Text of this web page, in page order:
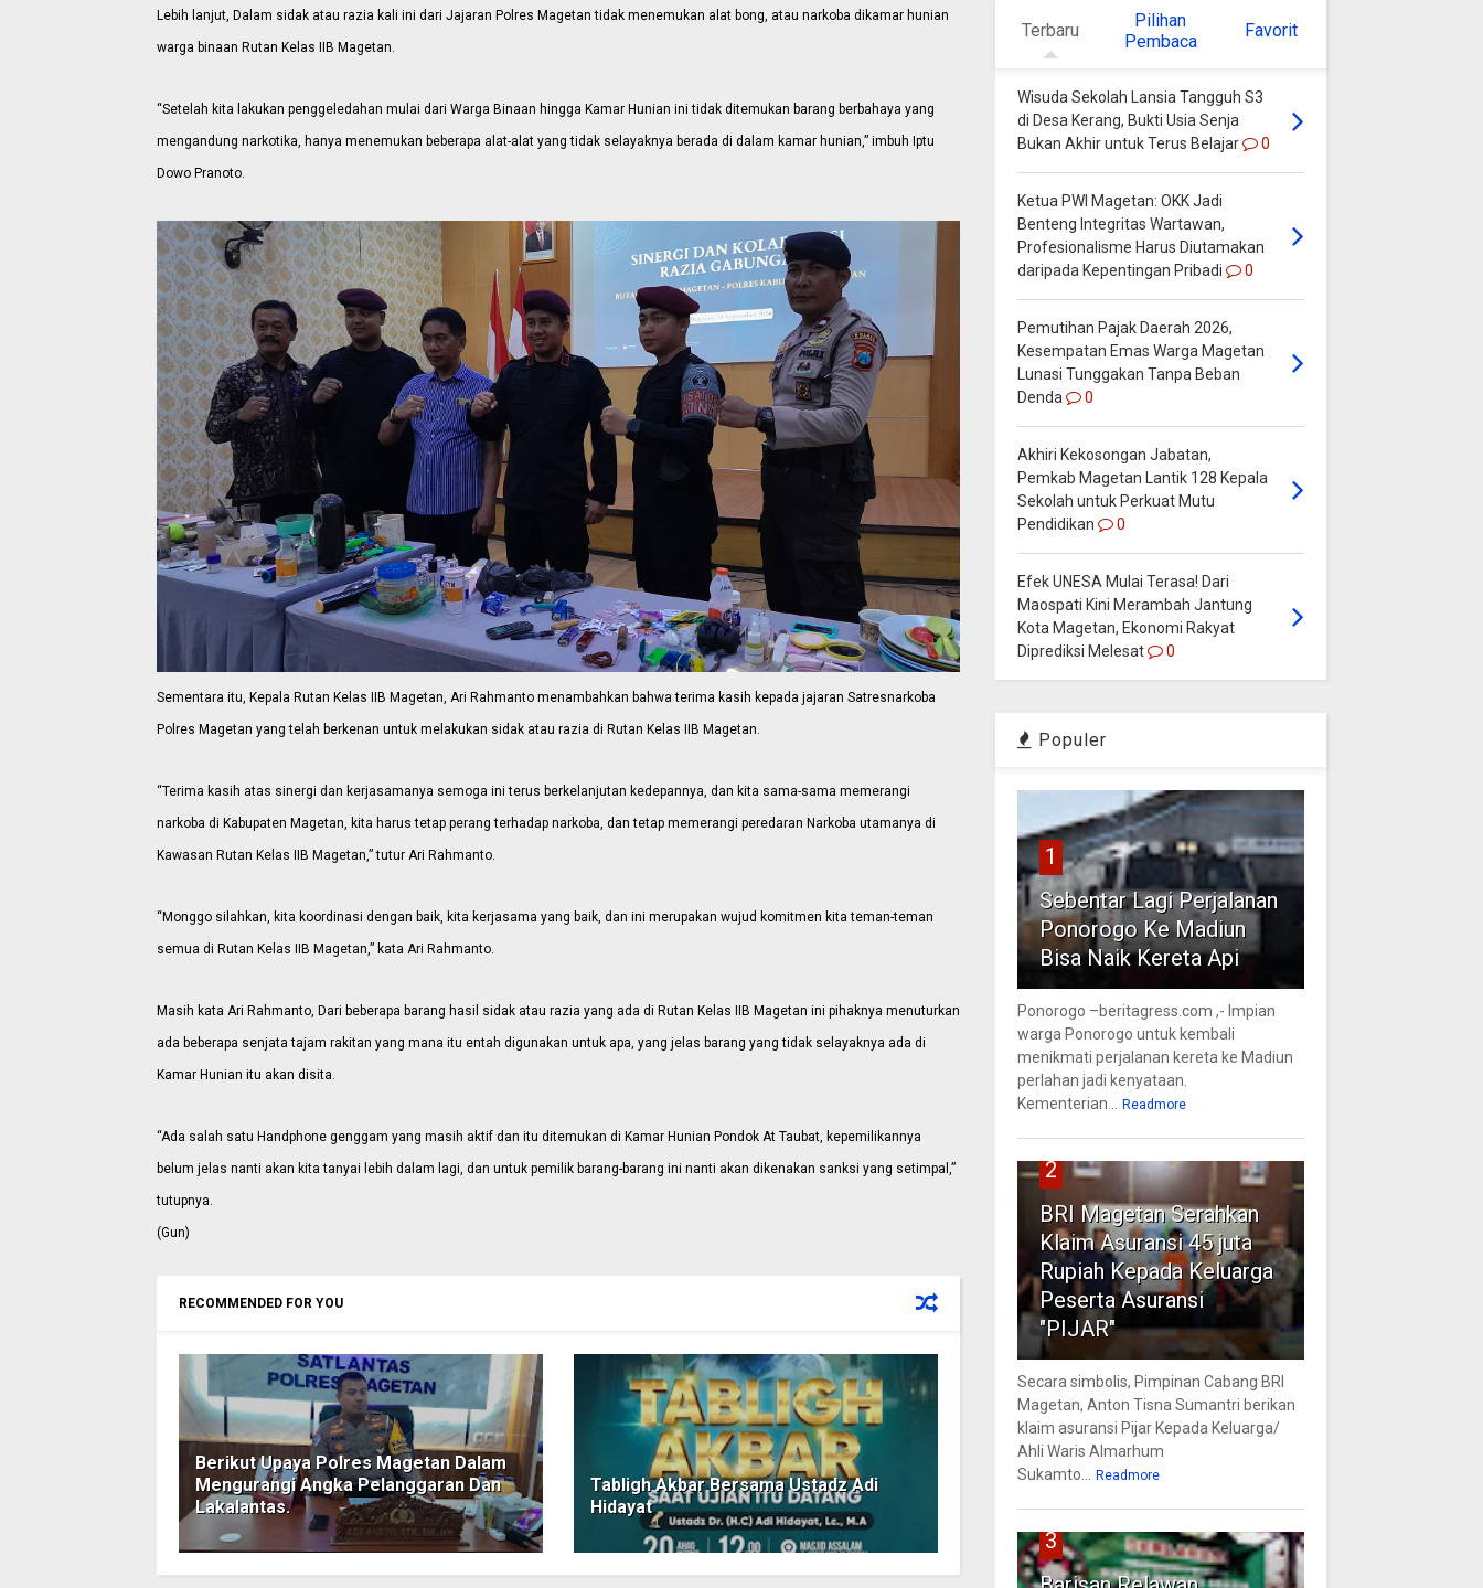
Lebih lanjut, Dalam sidak atau razia kali ini dari Jajaran Polres Magetan tidak menemukan alat bong, atau narkoba dikamar hunian
warga binaan Rutan Kelas IIB Magetan.
“Setelah kita lakukan penggeledahan mulai dari Warga Binaan hingga Kamar Hunian ini tidak ditemukan barang berbahaya yang
mengandung narkotika, hanya menemukan beberapa alat-alat yang tidak selayaknya berada di dalam kamar hunian,” imbuh Iptu
Dowo Pranoto.
Sementara itu, Kepala Rutan Kelas IIB Magetan, Ari Rahmanto menambahkan bahwa terima kasih kepada jajaran Satresnarkoba
Polres Magetan yang telah berkenan untuk melakukan sidak atau razia di Rutan Kelas IIB Magetan.
“Terima kasih atas sinergi dan kerjasamanya semoga ini terus berkelanjutan kedepannya, dan kita sama-sama memerangi
narkoba di Kabupaten Magetan, kita harus tetap perang terhadap narkoba, dan tetap memerangi peredaran Narkoba utamanya di
Kawasan Rutan Kelas IIB Magetan,” tutur Ari Rahmanto.
“Monggo silahkan, kita koordinasi dengan baik, kita kerjasama yang baik, dan ini merupakan wujud komitmen kita teman-teman
semua di Rutan Kelas IIB Magetan,” kata Ari Rahmanto.
Masih kata Ari Rahmanto, Dari beberapa barang hasil sidak atau razia yang ada di Rutan Kelas IIB Magetan ini pihaknya menuturkan
ada beberapa senjata tajam rakitan yang mana itu entah digunakan untuk apa, yang jelas barang yang tidak selayaknya ada di
Kamar Hunian itu akan disita.
“Ada salah satu Handphone genggam yang masih aktif dan itu ditemukan di Kamar Hunian Pondok At Taubat, kepemilikannya
belum jelas nanti akan kita tanyai lebih dalam lagi, dan untuk pemilik barang-barang ini nanti akan dikenakan sanksi yang setimpal,”
tutupnya.
(Gun)
RECOMMENDED FOR YOU
Berikut Upaya Polres Magetan Dalam
Mengurangi Angka Pelanggaran Dan
Lakalantas.
Tabligh Akbar Bersama Ustadz Adi
Hidayat
Terbaru
Pilihan
Pembaca
Favorit
Wisuda Sekolah Lansia Tangguh S3
di Desa Kerang, Bukti Usia Senja
Bukan Akhir untuk Terus Belajar
0
Ketua PWI Magetan: OKK Jadi
Benteng Integritas Wartawan,
Profesionalisme Harus Diutamakan
daripada Kepentingan Pribadi
0
Pemutihan Pajak Daerah 2026,
Kesempatan Emas Warga Magetan
Lunasi Tunggakan Tanpa Beban
Denda
0
Akhiri Kekosongan Jabatan,
Pemkab Magetan Lantik 128 Kepala
Sekolah untuk Perkuat Mutu
Pendidikan
0
Efek UNESA Mulai Terasa! Dari
Maospati Kini Merambah Jantung
Kota Magetan, Ekonomi Rakyat
Diprediksi Melesat
0
Populer
1
Sebentar Lagi Perjalanan
Ponorogo Ke Madiun
Bisa Naik Kereta Api
Ponorogo –beritagress.com ,- Impian
warga Ponorogo untuk kembali
menikmati perjalanan kereta ke Madiun
perlahan jadi kenyataan.
Kementerian...
Readmore
2
BRI Magetan Serahkan
Klaim Asuransi 45 juta
Rupiah Kepada Keluarga
Peserta Asuransi
"PIJAR"
Secara simbolis, Pimpinan Cabang BRI
Magetan, Anton Tisna Sumantri berikan
klaim asuransi Pijar Kepada Keluarga/
Ahli Waris Almarhum
Sukamto...
Readmore
3